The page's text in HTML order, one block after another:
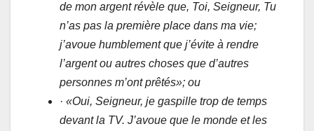
de mon argent révèle que, Toi, Seigneur, Tu
n’as pas la première place dans ma vie;
j’avoue humblement que j’évite à rendre
l’argent ou autres choses que d’autres
personnes m’ont prêtés»; ou
· «Oui, Seigneur, je gaspille trop de temps
devant la TV. J’avoue que le monde et les